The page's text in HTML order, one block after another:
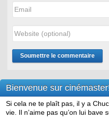
Bienvenue sur
Si cela ne te plaît pas, il y a
vie. Il n’aime pas qu’on lui bave